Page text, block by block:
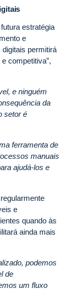
estratégia
e
permitirá
competitiva”,
e ninguém
da
setor é
ferramenta de
manuais
ajudá-los e
e
quando às
ainda mais
podemos
de
um fluxo